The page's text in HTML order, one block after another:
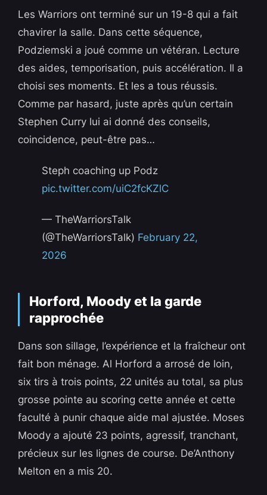
Les Warriors ont terminé sur un 19-8 qui a fait
chavirer la salle. Dans cette séquence,
Podziemski a joué comme un vétéran. Lecture
des aides, temporisation, puis accélération. Il a
choisi ses moments. Et les a tous réussis.
Comme par hasard, juste après qu’un certain
Stephen Curry lui ai donné des conseils,
coincidence, peut-être pas…
Steph coaching up Podz
pic.twitter.com/uiC2fcKZlC
— TheWarriorsTalk
(@TheWarriorsTalk) February 22,
2026
Horford, Moody et la garde
rapprochée
Dans son sillage, l’expérience et la fraîcheur ont
fait bon ménage. Al Horford a arrosé de loin,
six tirs à trois points, 22 unités au total, sa plus
grosse pointe au scoring cette année et cette
faculté à punir chaque aide mal ajustée. Moses
Moody a ajouté 23 points, agressif, tranchant,
précieux sur les lignes de course. De’Anthony
Melton en a mis 20.